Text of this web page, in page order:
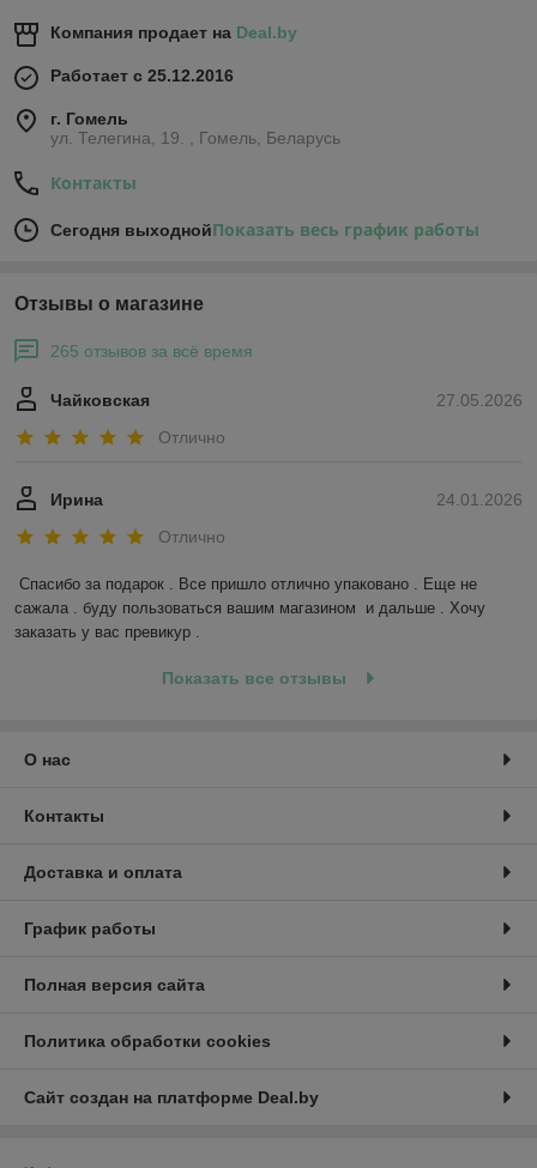
Компания продает на Deal.by
Работает с 25.12.2016
г. Гомель
ул. Телегина, 19. , Гомель, Беларусь
Контакты
Сегодня выходнойПоказать весь график работы
Отзывы о магазине
265 отзывов за всё время
27.05.2026
Чайковская
Отлично
24.01.2026
Ирина
Отлично
Спасибо за подарок . Все пришло отлично упаковано . Еще не
сажала . буду пользоваться вашим магазином  и дальше . Хочу
заказать у вас превикур .
Показать все отзывы
О нас
Контакты
Доставка и оплата
График работы
Полная версия сайта
Политика обработки cookies
Сайт создан на платформе Deal.by